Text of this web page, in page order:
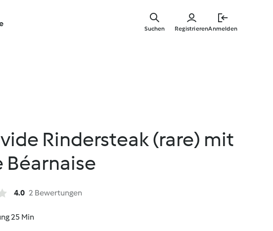
RegistrierenAnmelden
Suchen
Rindersteak (rare) mit
Béarnaise
4.0 2 Bewertungen
25 Min